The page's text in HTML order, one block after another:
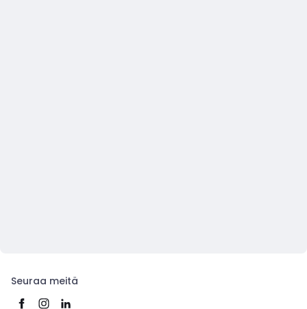
Seuraa meitä